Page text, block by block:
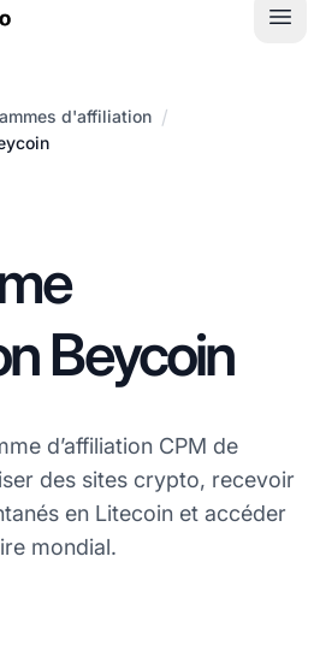
d'affiliation /
Beycoin
d’affiliation CPM de
des sites crypto, recevoir
en Litecoin et accéder
mondial.